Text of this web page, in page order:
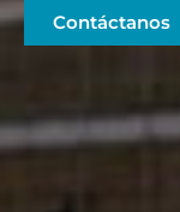
Contáctanos